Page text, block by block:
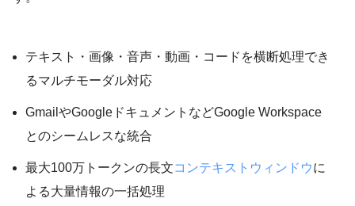
テキスト・画像・音声・動画・コードを横断処理でき
るマルチモーダル対応
GmailやGoogleドキュメントなどGoogle Workspace
とのシームレスな統合
最大100万トークンの長文コンテキストウィンドウに
よる大量情報の一括処理